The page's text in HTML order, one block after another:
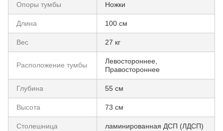
Опоры тумбы Ножки
Длина 100 см
Вес 27 кг
Расположение тумбы
Левостороннее,
Правостороннее
Глубина 55 см
Высота 73 см
Столешница ламинированная ДСП (ЛДСП)